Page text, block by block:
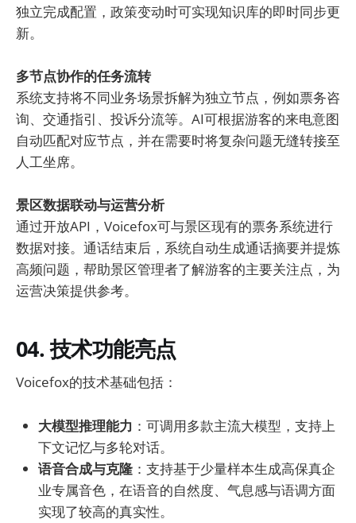
独立完成配置，政策变动时可实现知识库的即时同步更
新。
多节点协作的任务流转
系统支持将不同业务场景拆解为独立节点，例如票务咨
询、交通指引、投诉分流等。AI可根据游客的来电意图
自动匹配对应节点，并在需要时将复杂问题无缝转接至
人工坐席。
景区数据联动与运营分析
通过开放API，Voicefox可与景区现有的票务系统进行
数据对接。通话结束后，系统自动生成通话摘要并提炼
高频问题，帮助景区管理者了解游客的主要关注点，为
运营决策提供参考。
04. 技术功能亮点
Voicefox的技术基础包括：
大模型推理能力 ：可调用多款主流大模型，支持上
下文记忆与多轮对话。
语音合成与克隆 ：支持基于少量样本生成高保真企
业专属音色，在语音的自然度、气息感与语调方面
实现了较高的真实性。